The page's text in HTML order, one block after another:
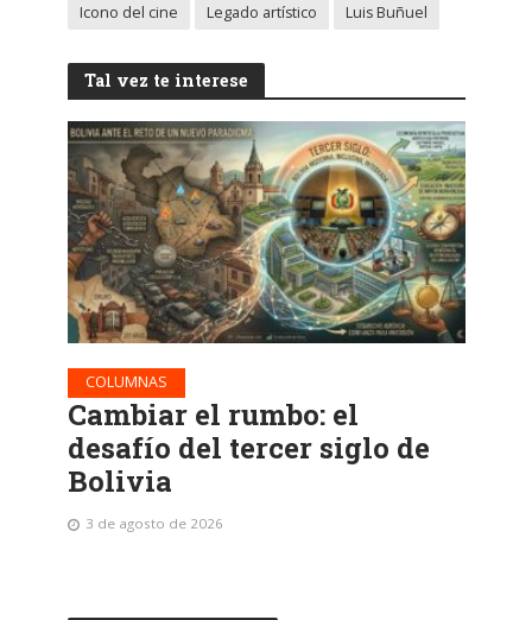
Icono del cine
Legado artístico Luis Buñuel
Tal vez te interese
COLUMNAS
Cambiar el rumbo: el
desafío del tercer siglo de
Bolivia
3 de agosto de 2026